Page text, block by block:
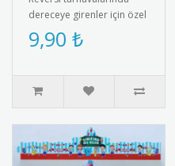
dereceye girenler için özel
tasarım rozet. Strateji ve
zeka oyunları başarısı..
9,90 ₺